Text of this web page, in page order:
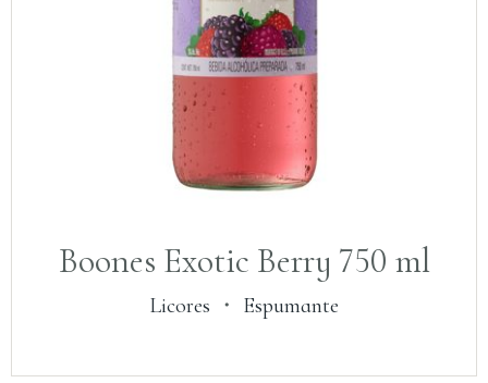
Boones Exotic Berry 750 ml
Licores ・ Espumante